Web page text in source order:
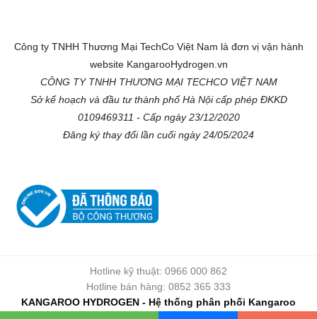
Công ty TNHH Thương Mại TechCo Việt Nam là đơn vị vận hành
website KangarooHydrogen.vn
CÔNG TY TNHH THƯƠNG MẠI TECHCO VIỆT NAM
Sở kế hoạch và đầu tư thành phố Hà Nội cấp phép ĐKKD
0109469311 - Cấp ngày 23/12/2020
Đăng ký thay đổi lần cuối ngày 24/05/2024
Hotline kỹ thuật: 0966 000 862
Hotline bán hàng: 0852 365 333
KANGAROO HYDROGEN - Hệ thống phân phối Kangaroo